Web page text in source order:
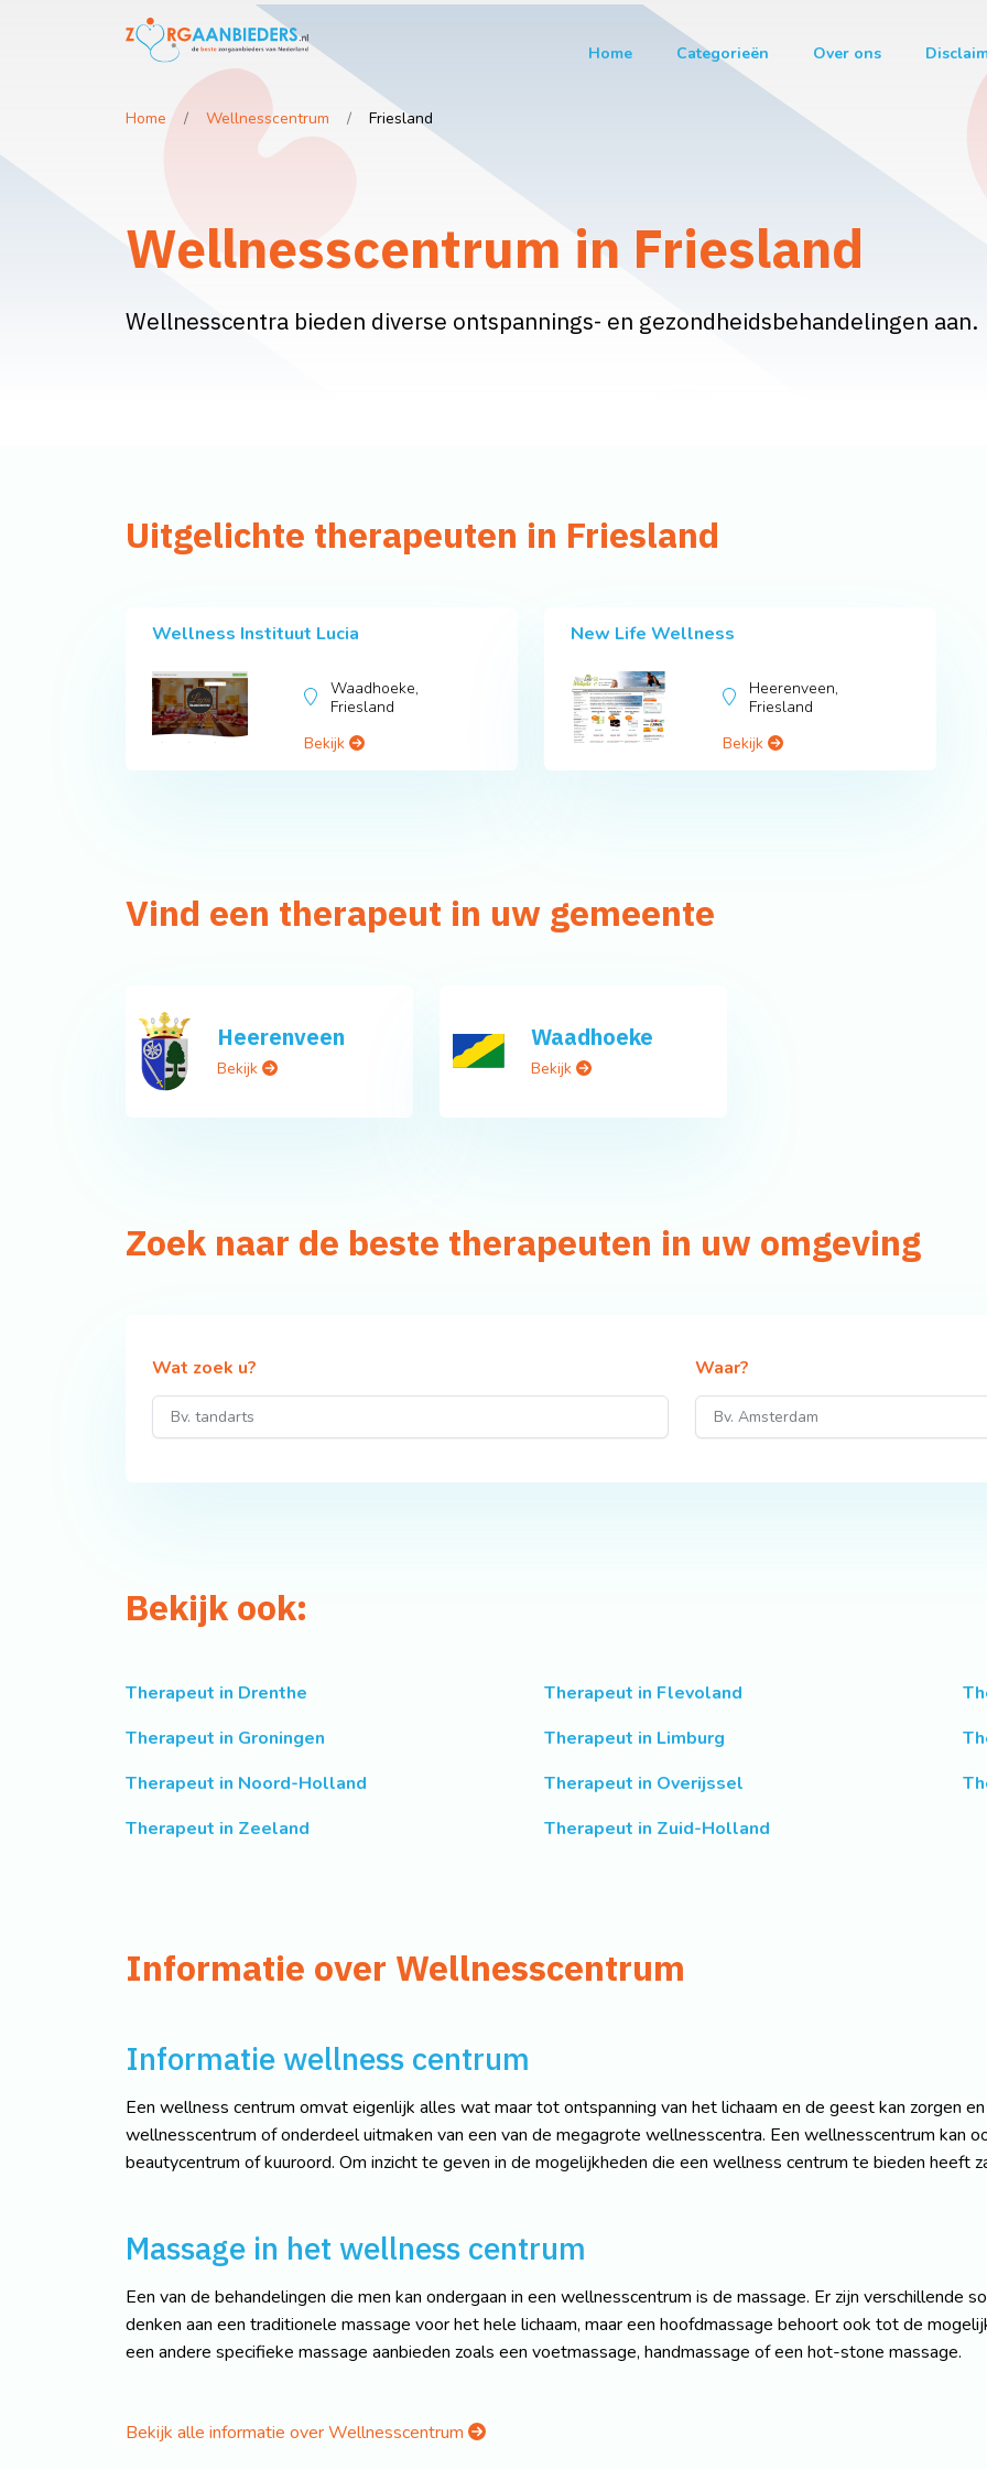
Home Categorieën Over ons
Home Wellnesscentrum Friesland
Wellnesscentrum in Friesland
Wellnesscentra bieden diverse ontspannings- en gezondheidsbehandelingen aan.
Uitgelichte therapeuten in Friesland
Wellness Instituut Lucia
Waadhoeke,
Friesland
Bekijk
New Life Wellness
Heerenveen,
Friesland
Bekijk
Vind een therapeut in uw gemeente
Heerenveen
Bekijk
Waadhoeke
Bekijk
Zoek naar de beste therapeuten in uw omgeving
Wat zoek u? Waar?
Bekijk ook:
Therapeut in Drenthe Therapeut in Flevoland
Therapeut in Groningen
Therapeut in Limburg
Therapeut in Noord-Holland
Therapeut in Overijssel
Therapeut in Zeeland
Therapeut in Zuid-Holland
Informatie over Wellnesscentrum
Informatie wellness centrum
Een wellness centrum omvat eigenlijk alles wat maar tot ontspanning van het lichaam en de geest kan zorgen
wellnesscentrum of onderdeel uitmaken van een van de megagrote wellnesscentra. Een wellnesscentrum kan
beautycentrum of kuuroord. Om inzicht te geven in de mogelijkheden die een wellness centrum te bieden heeft
Massage in het wellness centrum
Een van de behandelingen die men kan ondergaan in een wellnesscentrum is de massage. Er zijn verschillende
denken aan een traditionele massage voor het hele lichaam, maar een hoofdmassage behoort ook tot de
een andere specifieke massage aanbieden zoals een voetmassage, handmassage of een hot-stone massage.
Bekijk alle informatie over Wellnesscentrum